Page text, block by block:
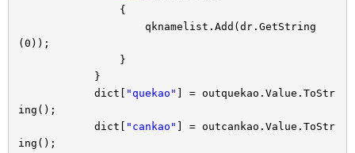
{
qknamelist.Add(dr.GetString
(0));
}
}
dict[
"quekao"
] = outquekao.Value.ToStr
ing();
dict[
"cankao"
] = outcankao.Value.ToStr
ing();